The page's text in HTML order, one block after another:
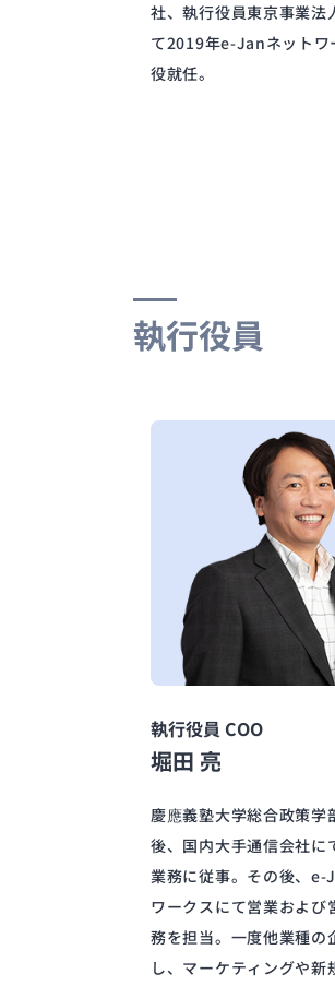
社、執行役員東京事業法
て2019年e-Janネットワ
役就任。
執行役員
執行役員 COO
堀田 亮
慶應義塾大学総合政策学
後、国内大手通信会社に
業務に従事。その後、e-
ワークスにて営業および
務を担当。一度他業種の
し、マーケティングや新